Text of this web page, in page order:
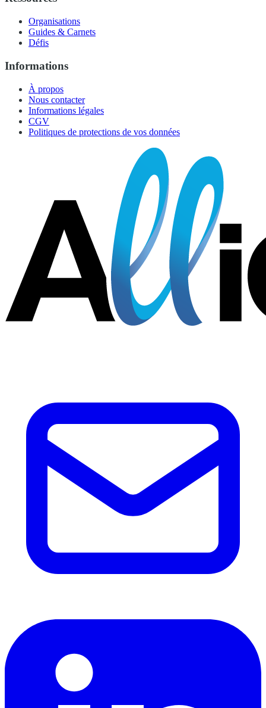
Organisations
Guides & Carnets
Défis
Informations
À propos
Nous contacter
Informations légales
CGV
Politiques de protections de vos données